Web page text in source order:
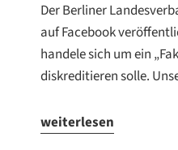
Der Berliner
auf Facebook
handele sich um ein
diskreditieren solle.
weiterlesen